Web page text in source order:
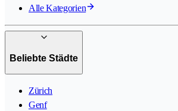
Alle Kategorien
Beliebte Städte
Zürich
Genf